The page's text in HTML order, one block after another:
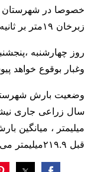
خصوصا در شهرستان
زبرخان ۱۹متر بر ثانیه خواهد بود.
روز چهارشنبه
وغبار بوقوع خواهد
قبل ۲۱۹.۹میلیمتر می باشد.